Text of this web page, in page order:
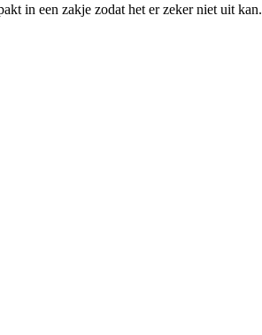
in een zakje zodat het er zeker niet uit kan.